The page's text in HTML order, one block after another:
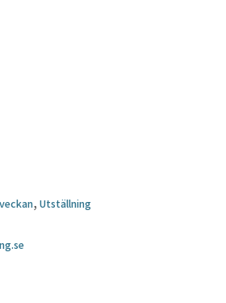
, Utställning